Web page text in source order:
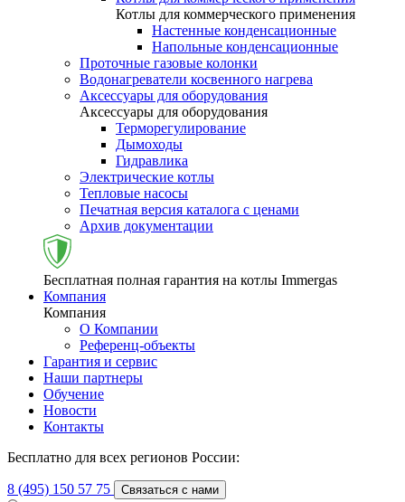
Котлы для коммерческого применения
Настенные конденсационные
Напольные конденсационные
Проточные газовые колонки
Водонагреватели косвенного нагрева
Аксессуары для оборудования
Аксессуары для оборудования
Терморегулирование
Дымоходы
Гидравлика
Электрические котлы
Тепловые насосы
Печатная версия каталога с ценами
Архив документации
Бесплатная полная гарантия на котлы Immergas
Компания
Компания
О Компании
Референц-объекты
Гарантия и сервис
Наши партнеры
Обучение
Новости
Контакты
Бесплатно для всех регионов России:
8 (495) 150 57 75 Связаться с нами